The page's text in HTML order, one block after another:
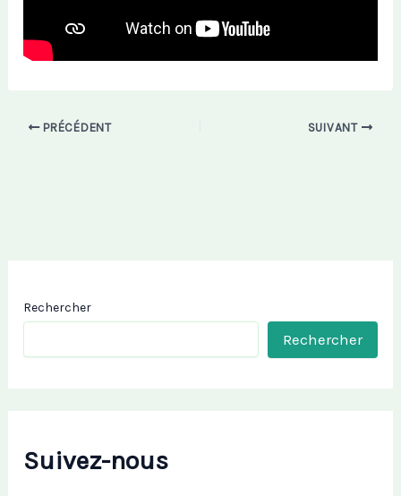
PRÉCÉDENT SUIVANT
Rechercher
Rechercher
Suivez-nous